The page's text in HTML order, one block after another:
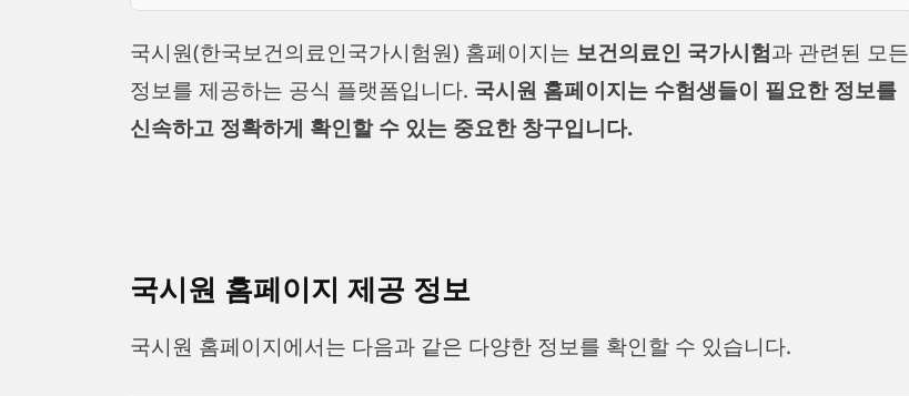
국시원(한국보건의료인국가시험원) 홈페이지는 보건의료인 국가시험과 관련된 모든
정보를 제공하는 공식 플랫폼입니다. 국시원 홈페이지는 수험생들이 필요한 정보를
신속하고 정확하게 확인할 수 있는 중요한 창구입니다.
국시원 홈페이지 제공 정보
국시원 홈페이지에서는 다음과 같은 다양한 정보를 확인할 수 있습니다.